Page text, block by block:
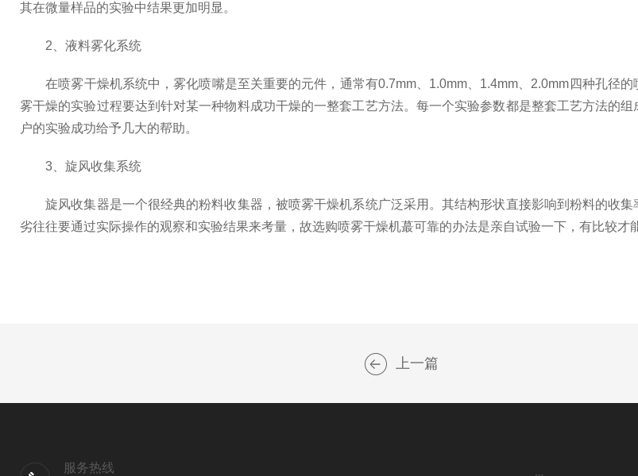
其在微量样品的实验中结果更加明显。
2、液料雾化系统
在喷雾干燥机系统中，雾化喷嘴是至关重要的元件，通常有0.7mm、1.0mm、1.4mm、2.0mm四种孔径
雾干燥的实验过程要达到针对某一种物料成功干燥的一整套工艺方法。每一个实验参数都是整套工艺方法的
户的实验成功给予几大的帮助。
3、旋风收集系统
旋风收集器是一个很经典的粉料收集器，被喷雾干燥机系统广泛采用。其结构形状直接影响到粉料的收
劣往往要通过实际操作的观察和实验结果来考量，故选购喷雾干燥机蕞可靠的办法是亲自试验一下，有比较才
上一篇
服务热线